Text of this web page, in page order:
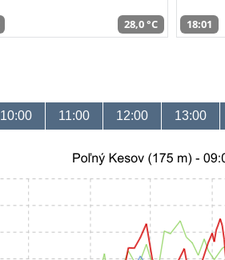
28,0 °C 18:01
10:00 11:00 12:00 13:00